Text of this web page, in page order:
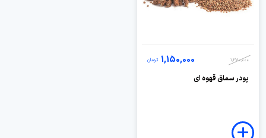
1,380,000
1,150,000 تومان
پودر سماق قهوه ای